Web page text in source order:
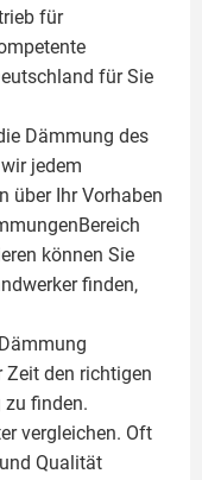
für
für Sie
Dämmung des
jedem
über Ihr Vorhaben
können Sie
finden,
Zeit den richtigen
finden.
vergleichen. Oft
Qualität